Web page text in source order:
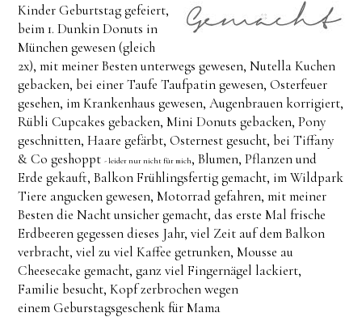
Kinder Geburtstag gefeiert,
beim 1. Dunkin Donuts in
München gewesen (gleich
2x), mit meiner Besten unterwegs gewesen, Nutella Kuchen
gebacken, bei einer Taufe Taufpatin gewesen, Osterfeuer
gesehen, im Krankenhaus gewesen, Augenbrauen korrigiert,
Rübli Cupcakes gebacken, Mini Donuts gebacken, Pony
geschnitten, Haare gefärbt, Osternest gesucht, bei Tiffany
& Co geshoppt- leider nur nicht für mich, Blumen, Pflanzen und
Erde gekauft, Balkon Frühlingsfertig gemacht, im Wildpark
Tiere angucken gewesen, Motorrad gefahren, mit meiner
Besten die Nacht unsicher gemacht, das erste Mal frische
Erdbeeren gegessen dieses Jahr, viel Zeit auf dem Balkon
verbracht, viel zu viel Kaffee getrunken, Mousse au
Cheesecake gemacht, ganz viel Fingernägel lackiert,
Familie besucht, Kopf zerbrochen wegen
einem Geburstagsgeschenk für Mama